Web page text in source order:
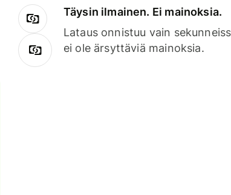
Täysin ilmainen. Ei mainoksia.
Lataus onnistuu vain
ei ole ärsyttäviä mainoksia.